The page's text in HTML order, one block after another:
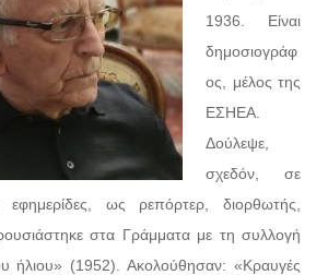
1936. Είναι
δημοσιογράφ
ος, μέλος της
ΕΣΗΕΑ.
Δούλεψε,
σχεδόν, σε
εφημερίδες, ως ρεπόρτερ, διορθωτής,
στα Γράμματα με τη συλλογή
ήλιου» (1952). Ακολούθησαν: «Κραυγές